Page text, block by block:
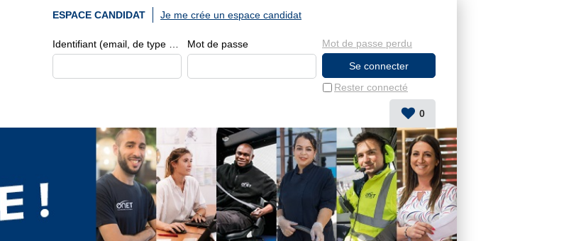
ESPACE CANDIDAT
Mot de passe
Rester connecté
Mot de passe perdu
Je me crée un espace candidat
0